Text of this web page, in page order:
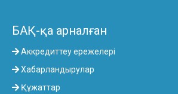
БАҚ-қа арналған
Аккредиттеу ережелері
Хабарландырулар
Құжаттар